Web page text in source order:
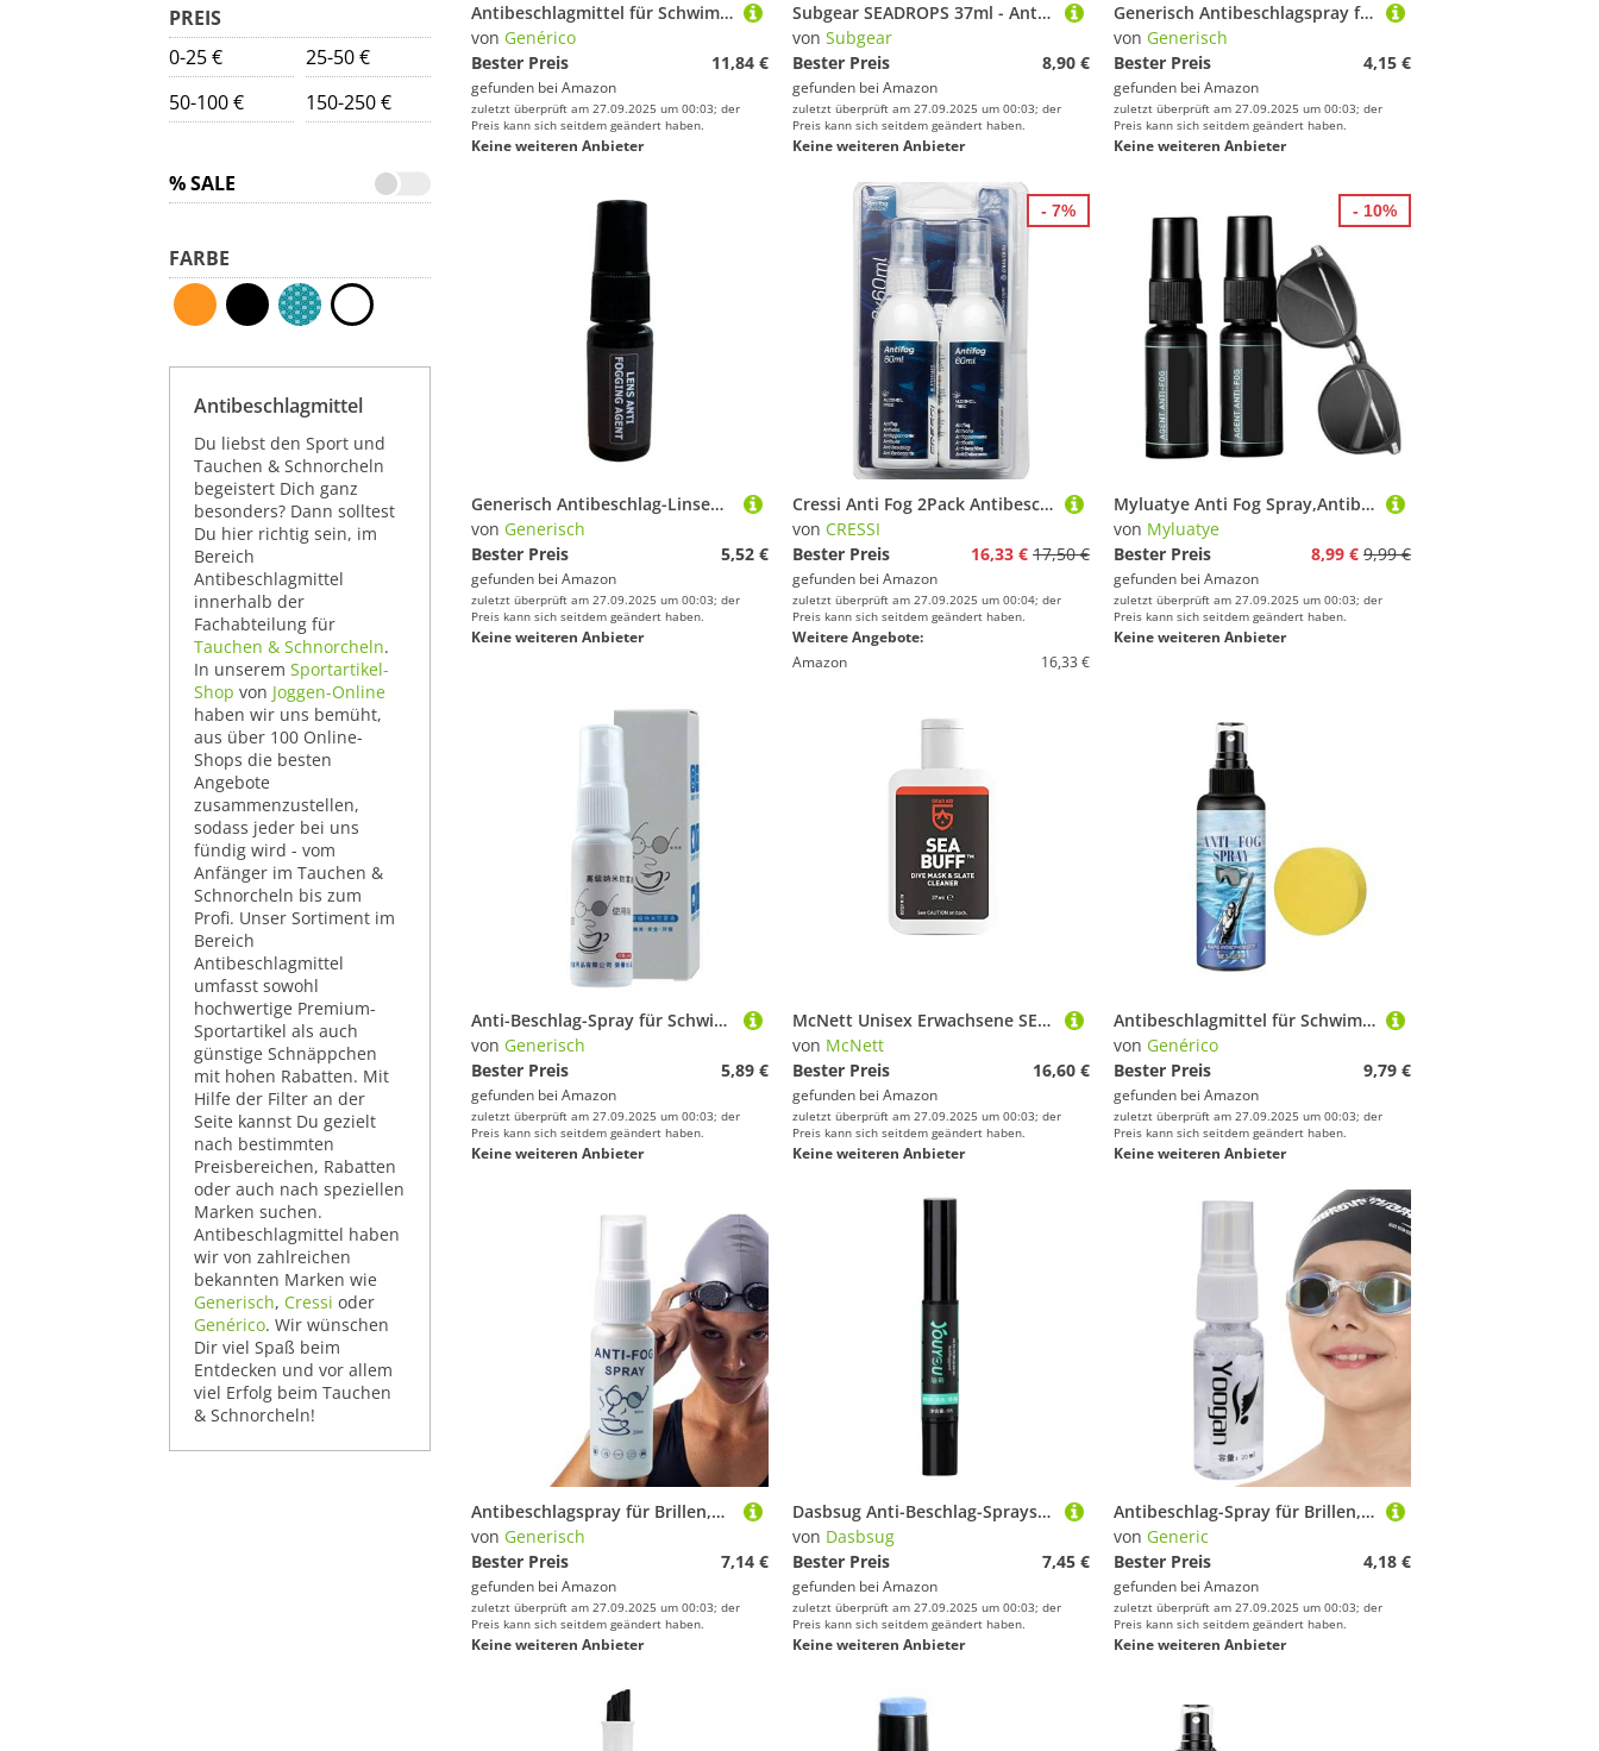
PREIS
0-25 €
25-50 €
50-100 €
150-250 €
% SALE
FARBE
Antibeschlagmittel
Du liebst den Sport und
Tauchen & Schnorcheln
begeistert Dich ganz
besonders? Dann solltest
Du hier richtig sein, im
Bereich
Antibeschlagmittel
innerhalb der
Fachabteilung für
Tauchen & Schnorcheln.
In unserem Sportartikel-
Shop von Joggen-Online
haben wir uns bemüht,
aus über 100 Online-
Shops die besten
Angebote
zusammenzustellen,
sodass jeder bei uns
fündig wird - vom
Anfänger im Tauchen &
Schnorcheln bis zum
Profi. Unser Sortiment im
Bereich
Antibeschlagmittel
umfasst sowohl
hochwertige Premium-
Sportartikel als auch
günstige Schnäppchen
mit hohen Rabatten. Mit
Hilfe der Filter an der
Seite kannst Du gezielt
nach bestimmten
Preisbereichen, Rabatten
oder auch nach speziellen
Marken suchen.
Antibeschlagmittel haben
wir von zahlreichen
bekannten Marken wie
Generisch, Cressi oder
Genérico. Wir wünschen
Dir viel Spaß beim
Entdecken und vor allem
viel Erfolg beim Tauchen
& Schnorcheln!
Antibeschlagmittel für Schwimmbrille, Antibeschlag-Spray für Schwimmbrille, tragbare hydrophobe Lösung 100 ml, für Jugendliche, Sportler, Tauchen, Schwimmbad
von Genérico
Bester Preis
11,84 €
gefunden bei Amazon
zuletzt überprüft am 27.09.2025 um 00:03; der
Preis kann sich seitdem geändert haben.
Keine weiteren Anbieter
Subgear SEADROPS 37ml - Antibeschlagmittel - - 841.029.005
von Subgear
Bester Preis
8,90 €
gefunden bei Amazon
zuletzt überprüft am 27.09.2025 um 00:03; der
Preis kann sich seitdem geändert haben.
Keine weiteren Anbieter
Generisch Antibeschlagspray für Brillen,Antibeschlagspray,Antibeschlagmittel | 20 ml Brillen-Defogger, Antibeschlagmittel für Schwimmbrillen, Brillen, stundenlang haltbar
von Generisch
Bester Preis
4,15 €
gefunden bei Amazon
zuletzt überprüft am 27.09.2025 um 00:03; der
Preis kann sich seitdem geändert haben.
Keine weiteren Anbieter
Generisch Antibeschlag-Linsenspray, Antibeschlagspray für Schwimmbrillen,Antibeschlagmittel für Schwimmbrillen | Brillenreinigungsmittel, 20 ml Nebel-Defogger für Brillen, Skibrillen, Taucherbrillen
von Generisch
Bester Preis
5,52 €
gefunden bei Amazon
zuletzt überprüft am 27.09.2025 um 00:03; der
Preis kann sich seitdem geändert haben.
Keine weiteren Anbieter
Cressi Anti Fog 2Pack Antibeschlagmittel, Transparent, 2x60 ml Spray
von CRESSI
Bester Preis
16,33 € 17,50 €
gefunden bei Amazon
zuletzt überprüft am 27.09.2025 um 00:04; der
Preis kann sich seitdem geändert haben.
Weitere Angebote:
Amazon
16,33 €
- 7%
Myluatye Anti Fog Spray,Antibeschlagspray,2 PCS Anti Fog für Taucherbrille,Anti-Fog Spray,Antifog Spray Schwimmbrille,Antibeschlagmittel für Tauchmasken,Wirkt schnell und effektiv,40ml
von Myluatye
Bester Preis
8,99 € 9,99 €
gefunden bei Amazon
zuletzt überprüft am 27.09.2025 um 00:03; der
Preis kann sich seitdem geändert haben.
Keine weiteren Anbieter
- 10%
Anti-Beschlag-Spray für Schwimmbrillen, sicheres Antibeschlagmittel, 20 ml, Antibeschlag-Nebel für Brillen und Masken, langlebige klare Beschichtung zum Tauchen, Schnorcheln, Skifahren
von Generisch
Bester Preis
5,89 €
gefunden bei Amazon
zuletzt überprüft am 27.09.2025 um 00:03; der
Preis kann sich seitdem geändert haben.
Keine weiteren Anbieter
McNett Unisex Erwachsene SEA Buff, Bianco
von McNett
Bester Preis
16,60 €
gefunden bei Amazon
zuletzt überprüft am 27.09.2025 um 00:03; der
Preis kann sich seitdem geändert haben.
Keine weiteren Anbieter
Antibeschlagmittel für Schwimmbrillen, Antibeschlag-Spray für Schwimmbrillen, wasserabweisende Lösung für 100 ml, für Wintersport, Jugendliche, Unisex
von Genérico
Bester Preis
9,79 €
gefunden bei Amazon
zuletzt überprüft am 27.09.2025 um 00:03; der
Preis kann sich seitdem geändert haben.
Keine weiteren Anbieter
Antibeschlagspray für Brillen,Antibeschlagspray für Schwimmbrillen - 20 ml Antibeschlagmittel für Brillen | Streifenbeständig, langlebig, verhindert das Beschlagen von Schutzbrillen, Sonnenbrillen, Br
von Generisch
Bester Preis
7,14 €
gefunden bei Amazon
zuletzt überprüft am 27.09.2025 um 00:03; der
Preis kann sich seitdem geändert haben.
Keine weiteren Anbieter
Dasbsug Anti-Beschlag-Sprays, Brillenreiniger, Tauchbrille, kein Beschlagmittel, tragbare Schwimmbrille, Antibeschlagmittel, Schwimmbrillen-Defogger
von Dasbsug
Bester Preis
7,45 €
gefunden bei Amazon
zuletzt überprüft am 27.09.2025 um 00:03; der
Preis kann sich seitdem geändert haben.
Keine weiteren Anbieter
Antibeschlag-Spray für Brillen, Antibeschlag-Spray für Brillen, Reinigungsmittel und Antibeschlagmittel für Brillen, Schwimmbrillen, Gesichtsabdeckung zum Schnorcheln
von Generic
Bester Preis
4,18 €
gefunden bei Amazon
zuletzt überprüft am 27.09.2025 um 00:03; der
Preis kann sich seitdem geändert haben.
Keine weiteren Anbieter